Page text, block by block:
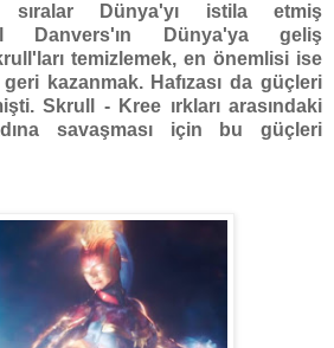
Dünya'yı istila etmiş
Danvers'ın Dünya'ya geliş
temizlemek, en önemlisi ise
geri kazanmak. Hafızası da güçleri
Skrull - Kree ırkları arasındaki
savaşması için bu güçleri